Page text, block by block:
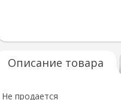
Описание товара
Не продается